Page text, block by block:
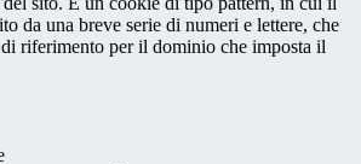
da una breve serie di numeri e lettere, che
riferimento per il dominio che imposta il